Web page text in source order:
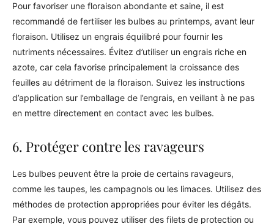
Pour favoriser une floraison abondante et saine, il est
recommandé de fertiliser les bulbes au printemps, avant leur
floraison. Utilisez un engrais équilibré pour fournir les
nutriments nécessaires. Évitez d’utiliser un engrais riche en
azote, car cela favorise principalement la croissance des
feuilles au détriment de la floraison. Suivez les instructions
d’application sur l’emballage de l’engrais, en veillant à ne pas
en mettre directement en contact avec les bulbes.
6. Protéger contre les ravageurs
Les bulbes peuvent être la proie de certains ravageurs,
comme les taupes, les campagnols ou les limaces. Utilisez des
méthodes de protection appropriées pour éviter les dégâts.
Par exemple, vous pouvez utiliser des filets de protection ou